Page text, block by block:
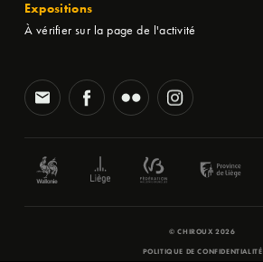
Expositions
À vérifier sur la page de l'activité
© CHIROUX 2026
POLITIQUE DE CONFIDENTIALITÉ